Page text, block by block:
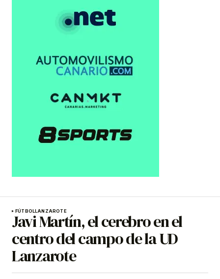
FÚTBOLLANZAROTE
Javi Martín, el cerebro en el
centro del campo de la UD
Lanzarote